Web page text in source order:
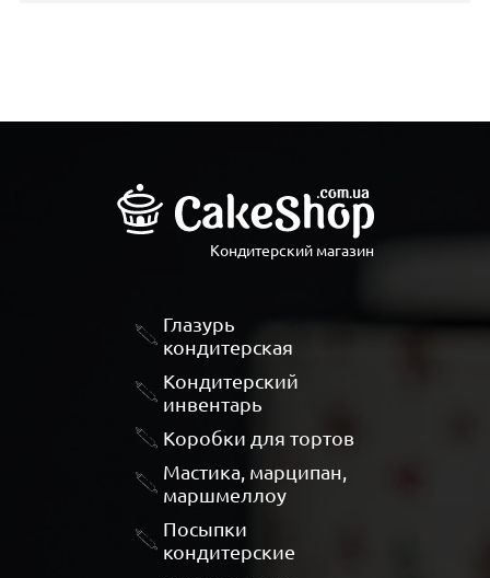
Кондитерский магазин
Глазурь
кондитерская
Кондитерский
инвентарь
Коробки для тортов
Мастика, марципан,
маршмеллоу
Посыпки
кондитерские